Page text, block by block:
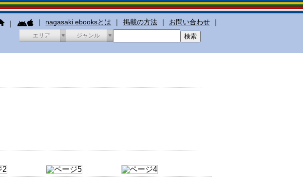
｜ ｜ nagasaki ebooksとは ｜ 掲載の方法 ｜ お問い合わせ ｜
エリア ジャンル